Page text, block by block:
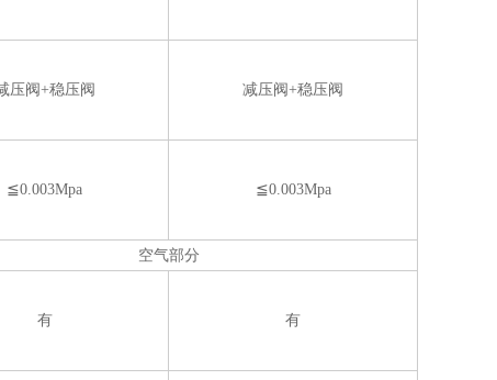
压阀+稳压阀 减压阀+稳压阀
≦0.003Mpa ≦0.003Mpa
空气部分
有 有